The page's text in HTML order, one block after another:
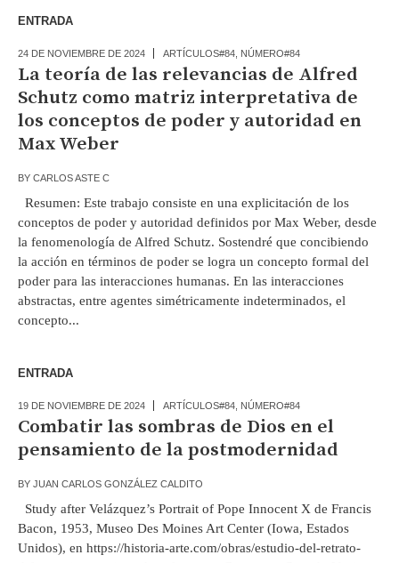
ENTRADA
24 DE NOVIEMBRE DE 2024 ARTÍCULOS#84 NÚMERO#84
La teoría de las relevancias de Alfred
Schutz como matriz interpretativa de
los conceptos de poder y autoridad en
Max Weber
BY CARLOS ASTE C
Resumen: Este trabajo consiste en una explicitación de los
conceptos de poder y autoridad definidos por Max Weber, desde
la fenomenología de Alfred Schutz. Sostendré que concibiendo
la acción en términos de poder se logra un concepto formal del
poder para las interacciones humanas. En las interacciones
abstractas, entre agentes simétricamente indeterminados, el
concepto...
ENTRADA
19 DE NOVIEMBRE DE 2024 ARTÍCULOS#84 NÚMERO#84
Combatir las sombras de Dios en el
pensamiento de la postmodernidad
BY JUAN CARLOS GONZÁLEZ CALDITO
Study after Velázquez’s Portrait of Pope Innocent X de Francis
Bacon, 1953, Museo Des Moines Art Center (Iowa, Estados
Unidos), en https://historia-arte.com/obras/estudio-del-retrato-